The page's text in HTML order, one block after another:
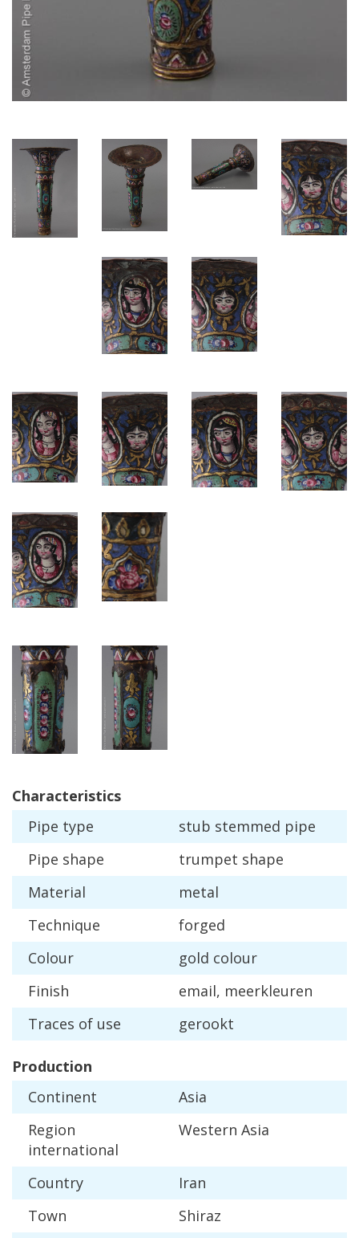
Characteristics
Pipe type stub stemmed pipe
Pipe shape trumpet shape
Material
metal
Technique
forged
Colour
gold colour
Finish
email, meerkleuren
Traces of use gerookt
Production
Continent
Asia
Region
international
Western Asia
Country
Iran
Town
Shiraz